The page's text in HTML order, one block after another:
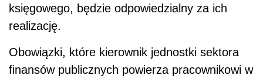
księgowego, będzie odpowiedzialny za ich
realizację.
Obowiązki, które kierownik jednostki sektora
finansów publicznych powierza pracownikowi w